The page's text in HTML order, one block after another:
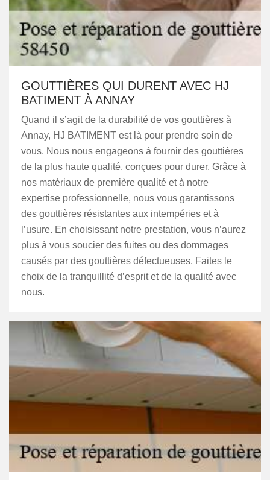
GOUTTIÈRES QUI DURENT AVEC HJ
BATIMENT À ANNAY
Quand il s’agit de la durabilité de vos gouttières à
Annay, HJ BATIMENT est là pour prendre soin de
vous. Nous nous engageons à fournir des gouttières
de la plus haute qualité, conçues pour durer. Grâce à
nos matériaux de première qualité et à notre
expertise professionnelle, nous vous garantissons
des gouttières résistantes aux intempéries et à
l’usure. En choisissant notre prestation, vous n’aurez
plus à vous soucier des fuites ou des dommages
causés par des gouttières défectueuses. Faites le
choix de la tranquillité d’esprit et de la qualité avec
nous.